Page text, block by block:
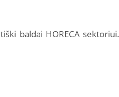
baldai HORECA sektoriui.